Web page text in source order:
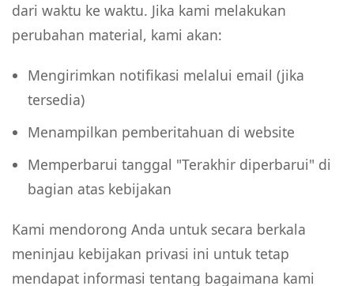
dari waktu ke waktu. Jika kami melakukan
perubahan material, kami akan:
Mengirimkan notifikasi melalui email (jika
tersedia)
Menampilkan pemberitahuan di website
Memperbarui tanggal "Terakhir diperbarui" di
bagian atas kebijakan
Kami mendorong Anda untuk secara berkala
meninjau kebijakan privasi ini untuk tetap
mendapat informasi tentang bagaimana kami